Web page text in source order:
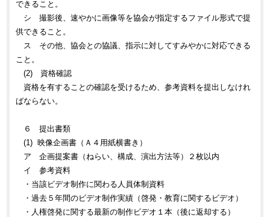
できること。
シ 撮影後、速やかに画像等を協会が指定するファイル形式で提
供できること。
ス その他、協会との協議、指示に対してすみやかに対応できる
こと。
(2) 資格確認
資格を有することの確認を受けるため、参考資料を提出しなけれ
ばならない。
６ 提出書類
(1) 映像企画書（Ａ４用紙横書き）
ア 企画提案書（ねらい、構成、演出方法等）２枚以内
イ 参考資料
・当該ビデオ制作に関わる人員体制資料
・過去５年間のビデオ制作実績（啓発・教育に関するビデオ）
・人権啓発に関する最新の制作ビデオ１本（後に返却する）